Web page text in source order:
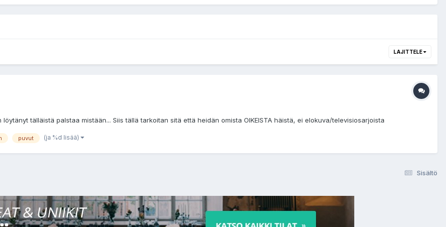
LAJITTELE
tälläistä palstaa mistään... Siis tällä tarkoitan sitä että heidän omista OIKEISTA häistä, ei elokuva/televisiosarjoista
puvut (ja %d lisää)
Sisältö